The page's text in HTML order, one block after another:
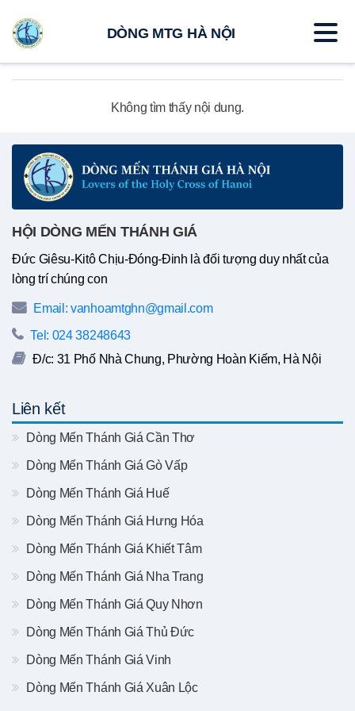
Không tìm thấy nội dung.
HỘI DÒNG MẾN THÁNH GIÁ
Đức Giêsu-Kitô Chịu-Đóng-Đinh là đối tượng duy nhất của
lòng trí chúng con
Email: vanhoamtghn@gmail.com
Tel: 024 38248643
Đ/c: 31 Phố Nhà Chung, Phường Hoàn Kiếm, Hà Nội
Liên kết
Dòng Mến Thánh Giá Cần Thơ
Dòng Mến Thánh Giá Gò Vấp
Dòng Mến Thánh Giá Huế
Dòng Mến Thánh Giá Hưng Hóa
Dòng Mến Thánh Giá Khiết Tâm
Dòng Mến Thánh Giá Nha Trang
Dòng Mến Thánh Giá Quy Nhơn
Dòng Mến Thánh Giá Thủ Đức
Dòng Mến Thánh Giá Vinh
Dòng Mến Thánh Giá Xuân Lộc
DÒNG MTG HÀ NỘI